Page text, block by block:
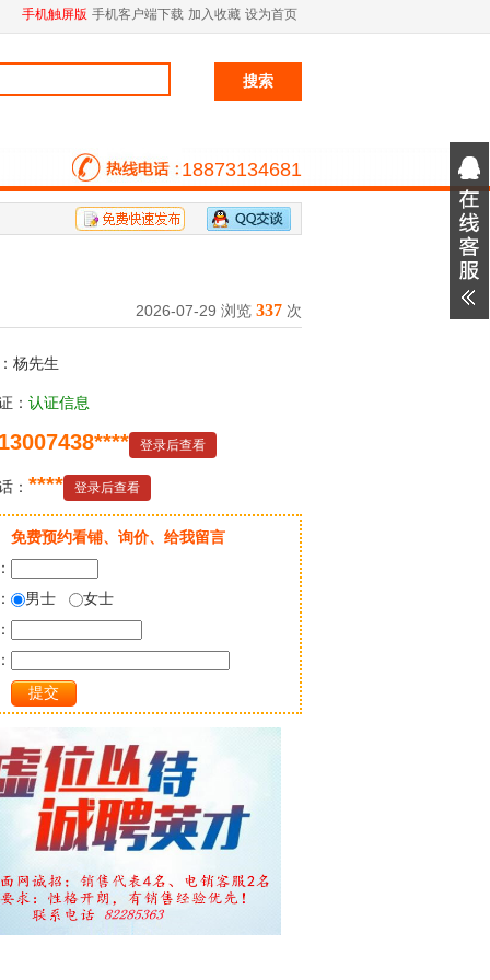
手机触屏版 手机客户端下载 加入收藏 设为首页
18873134681
2026-07-29 浏览 337 次
杨先生
： 认证信息
登录后查看
： **** 登录后查看
免费预约看铺、询价、给我留言
男士
女士